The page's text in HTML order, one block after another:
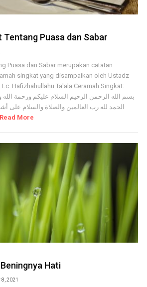
Tentang Puasa dan Sabar
Puasa dan Sabar merupakan catatan
singkat yang disampaikan oleh Ustadz
Hafizhahullahu Ta'ala Ceramah Singkat:
الحمد لله رب العالمين والصلاة والسلام على
Read More
Hati
8, 2021